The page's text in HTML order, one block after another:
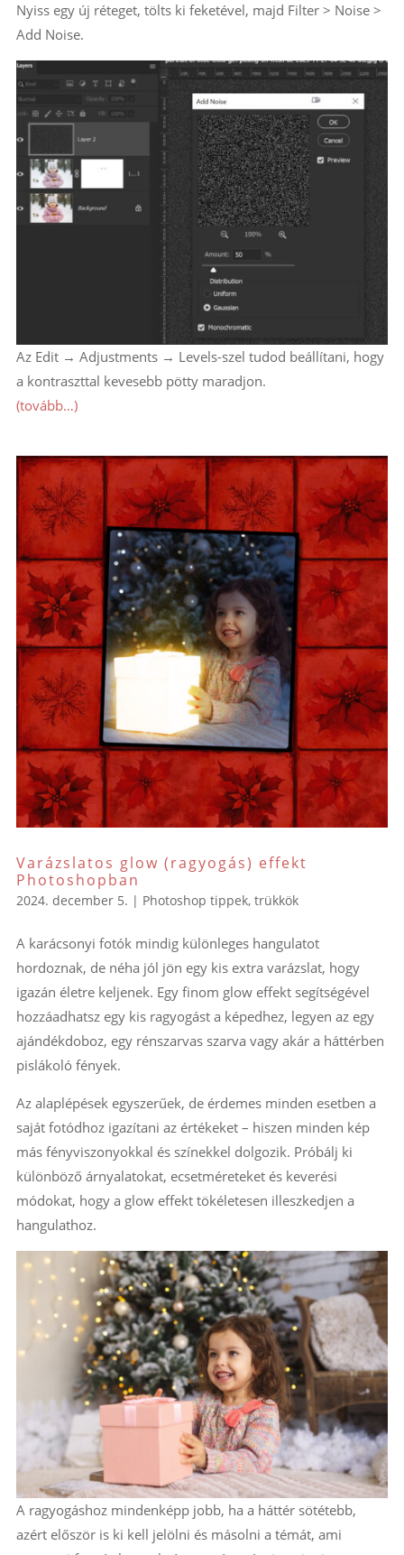
Nyiss egy új réteget, tölts ki feketével, majd Filter > Noise >
Add Noise.
Az Edit → Adjustments → Levels-szel tudod beállítani, hogy
a kontraszttal kevesebb pötty maradjon.
(tovább…)
Varázslatos glow (ragyogás) effekt
Photoshopban
2024. december 5. | Photoshop tippek, trükkök
A karácsonyi fotók mindig különleges hangulatot
hordoznak, de néha jól jön egy kis extra varázslat, hogy
igazán életre keljenek. Egy finom glow effekt segítségével
hozzáadhatsz egy kis ragyogást a képedhez, legyen az egy
ajándékdoboz, egy rénszarvas szarva vagy akár a háttérben
pislákoló fények.
Az alaplépések egyszerűek, de érdemes minden esetben a
saját fotódhoz igazítani az értékeket – hiszen minden kép
más fényviszonyokkal és színekkel dolgozik. Próbálj ki
különböző árnyalatokat, ecsetméreteket és keverési
módokat, hogy a glow effekt tökéletesen illeszkedjen a
hangulathoz.
A ragyogáshoz mindenképp jobb, ha a háttér sötétebb,
azért először is ki kell jelölni és másolni a témát, ami